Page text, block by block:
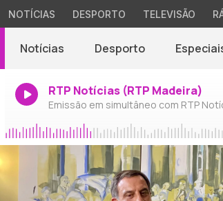
NOTÍCIAS DESPORTO TELEVISÃO
Notícias Desporto
RTP Notícias (RTP Madeira)
Emissão em simultâneo com RTP